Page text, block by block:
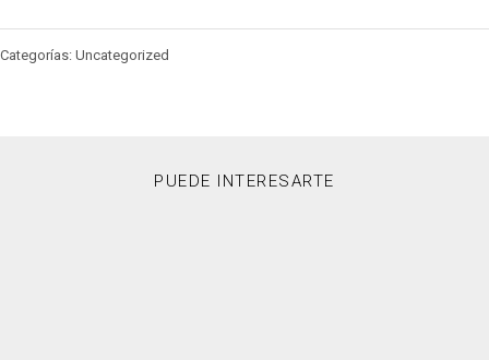
Categorías: Uncategorized
PUEDE INTERESARTE